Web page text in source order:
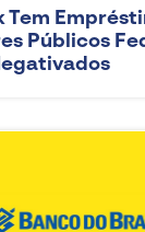
Tem
Públicos